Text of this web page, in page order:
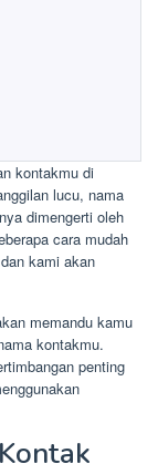
kontakmu di
lucu, nama
dimengerti oleh
cara mudah
kami akan
memandu kamu
kontakmu.
penting